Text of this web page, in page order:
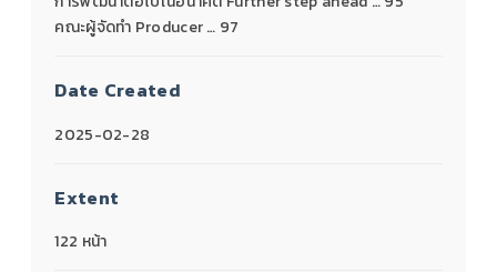
คณะผู้จัดทำ Producer … 97
Date Created
2025-02-28
Extent
122 หน้า